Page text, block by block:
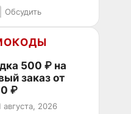
Обсудить
500 ₽ на
заказ от
₽
августа, 2026